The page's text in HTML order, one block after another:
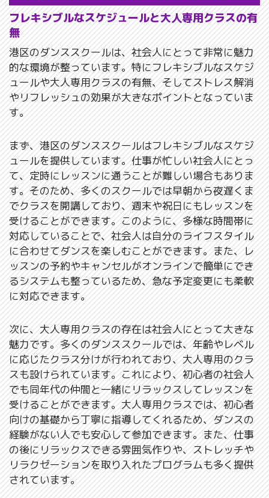
フレキシブルなスケジュールと大人専用クラスの有
無
港区のダンススクールは、社会人にとって非常に魅力
的な環境が整っています。特にフレキシブルなスケジ
ュールや大人専用クラスの有無、そしてストレス解消
やリフレッシュの効果が大きなポイントとなっていま
す。
まず、港区のダンススクールはフレキシブルなスケジ
ュールを提供しています。仕事が忙しい社会人にとっ
て、定時にレッスンに通うことが難しい場合もありま
す。そのため、多くのスクールでは早朝から夜遅くま
でクラスを開講しており、週末や祝日にもレッスンを
受けることができます。このように、多様な時間帯に
対応していることで、社会人は自分のライフスタイル
に合わせてダンスを楽しむことができます。また、レ
ッスンの予約やキャンセルがオンラインで簡単にでき
るシステムも整っているため、急な予定変更にも柔軟
に対応できます。
次に、大人専用クラスの存在は社会人にとって大きな
魅力です。多くのダンススクールでは、年齢やレベル
に応じたクラス分けが行われており、大人専用のクラ
スも設けられています。これにより、初心者の社会人
でも同年代の仲間と一緒にリラックスしてレッスンを
受けることができます。大人専用クラスでは、初心者
向けの基礎から丁寧に指導してくれるため、ダンスの
経験がない人でも安心して参加できます。また、仕事
の後にリラックスできる雰囲気作りや、ストレッチや
リラクゼーションを取り入れたプログラムも多く提供
されています。